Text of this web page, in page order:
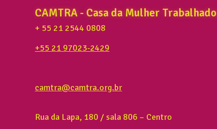
CAMTRA - Casa da Mulher
+ 55 21 2544 0808
+55 21 97023-2429
camtra@camtra.org.br
Rua da Lapa, 180 / sala 806 – Centro